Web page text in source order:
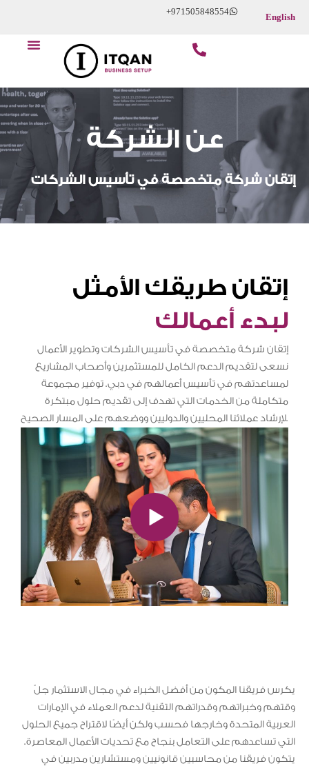
content
English
+971505848554
عن الشركة
إتقان شركة متخصصة في تأسيس الشركات
إتقان طريقك الأمثل
لبدء أعمالك
إتقان شركة متخصصة في تأسيس الشركات وتطوير الأعمال
نسعى لتقديم الدعم الكامل للمستثمرين وأصحاب المشاريع
لمساعدتهم في تأسيس أعمالهم في دبي. توفير مجموعة
متكاملة من الخدمات التي تهدف إلى تقديم حلول مبتكرة
لإرشاد عملائنا المحليين والدوليين ووضعهم على المسار الصحيح.
يكرس فريقنا المكون من أفضل الخبراء في مجال الاستثمار جلّ
وقتهم وخبراتهم وقدراتهم التقنية لدعم العملاء في الإمارات
العربية المتحدة وخارجها فحسب ولكن أيضًا لاقتراح جميع الحلول
التي تساعدهم على التعامل بنجاح مع تحديات الأعمال المعاصرة.
يتكون فريقنا من محاسبين قانونيين ومستشارين مدربين في